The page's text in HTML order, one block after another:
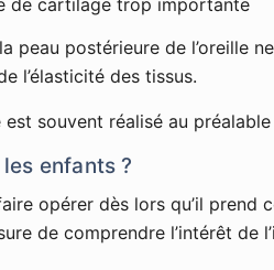
de cartilage trop importante
peau postérieure de l’oreille
l’élasticité des tissus.
souvent réalisé au préalable
enfants ?
opérer dès lors qu’il prend
de comprendre l’intérêt de